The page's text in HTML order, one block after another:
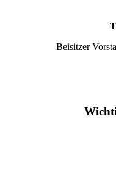
Beisitzer